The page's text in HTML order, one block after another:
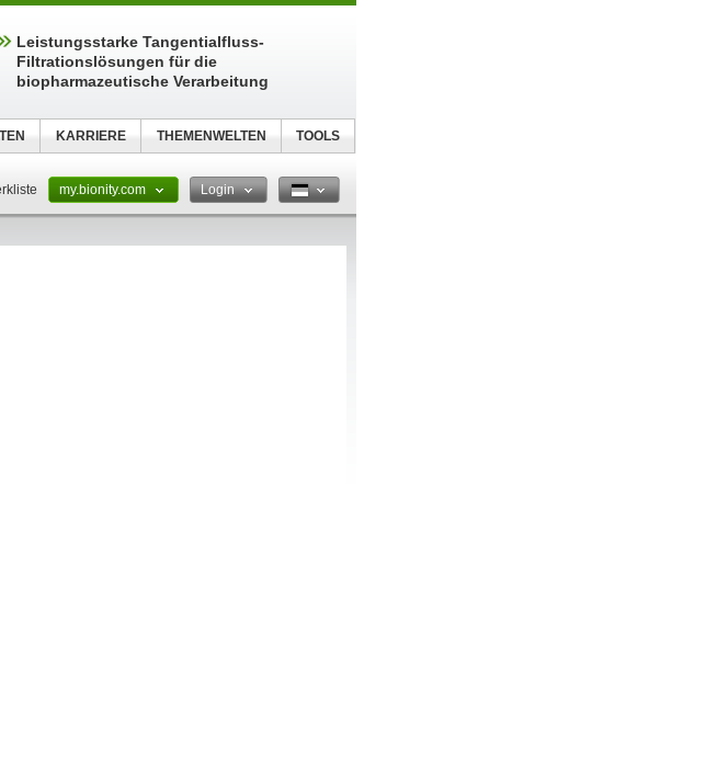
my.bionity.com Login
Leistungsstarke Tangentialfluss-
Filtrationslösungen für die
biopharmazeutische Verarbeitung
KARRIERE THEMENWELTEN TOOLS